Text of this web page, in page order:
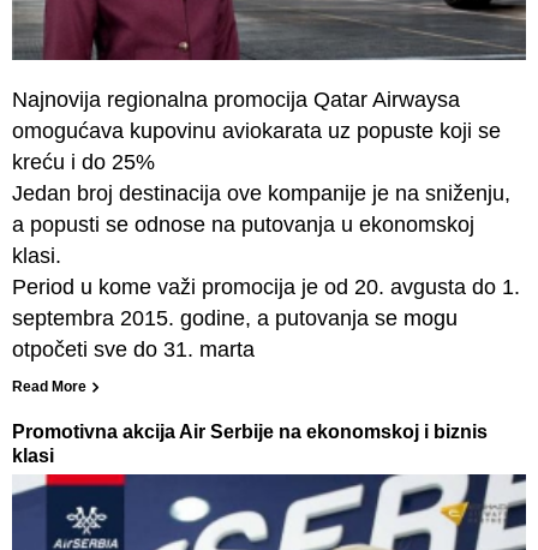
Najnovija regionalna promocija Qatar Airwaysa
omogućava kupovinu aviokarata uz popuste koji se
kreću i do 25%
Jedan broj destinacija ove kompanije je na sniženju,
a popusti se odnose na putovanja u ekonomskoj
klasi.
Period u kome važi promocija je od 20. avgusta do 1.
septembra 2015. godine, a putovanja se mogu
otpočeti sve do 31. marta
Read More
Promotivna akcija Air Serbije na ekonomskoj i biznis
klasi